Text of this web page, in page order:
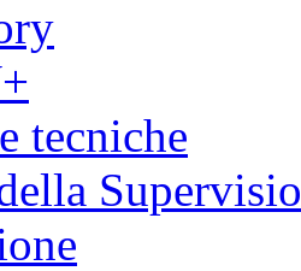
tecniche